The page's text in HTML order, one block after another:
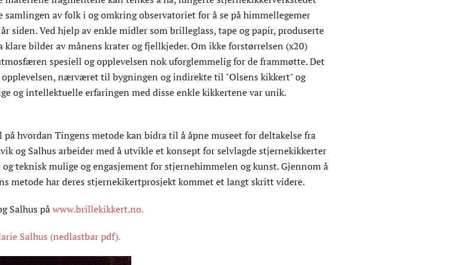
av folk i og omkring observatoriet for å se på himmellegemer
siden. Ved hjelp av enkle midler som brilleglass, tape og papir, produserte
bilder av månens krater og fjellkjeder. Om ikke forstørrelsen (x20)
spesiell og opplevelsen nok uforglemmelig for de frammøtte. Det
nærværet til bygningen og indirekte til "Olsens kikkert" og
og intellektuelle erfaringen med disse enkle kikkertene var unik.
hvordan Tingens metode kan bidra til å åpne museet for deltakelse fra
og Salhus arbeider med å utvikle et konsept for selvlagde stjernekikkerter
og teknisk mulige og engasjement for stjernehimmelen og kunst. Gjennom å
metode har deres stjernekikertprosjekt kommet et langt skritt videre.
Salhus påwww.brillekikkert.no.
Salhus (nedlastbar pdf).